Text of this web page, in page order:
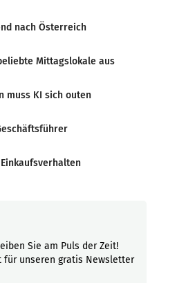
nach Österreich
Mittagslokale aus
muss KI sich outen
Sie am Puls der Zeit!
für unseren gratis Newsletter